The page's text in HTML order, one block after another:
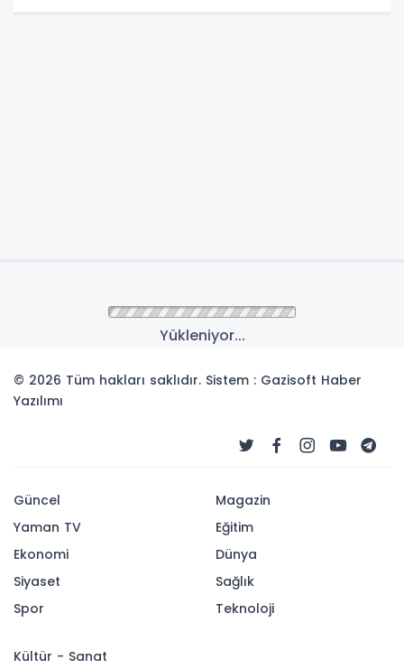
ASAYİŞ
kırmızı bültenle aranan 10
şüpheli yakalandı'
Bakanı Ali Yerlikaya sosyal medya hesabı
üzerinden yaptığı paylaşımla 7'si kırmızı
bültenle aranan toplamda 10 şüphelinin
yakalandığını açıkladı.
347 OKUNMA